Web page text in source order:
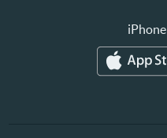
iPhone